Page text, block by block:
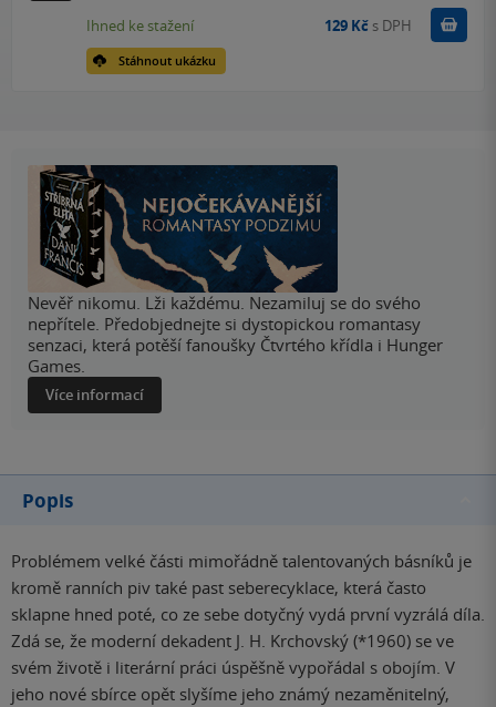
Stáhnout ukázku
Ihned ke stažení 129 Kč s DPH Koupit
Nevěř nikomu. Lži každému. Nezamiluj se do svého
nepřítele. Předobjednejte si dystopickou romantasy
senzaci, která potěší fanoušky Čtvrtého křídla i Hunger
Games.
Více informací
Popis
Problémem velké části mimořádně talentovaných básníků je
kromě ranních piv také past seberecyklace, která často
sklapne hned poté, co ze sebe dotyčný vydá první vyzrálá díla.
Zdá se, že moderní dekadent J. H. Krchovský (*1960) se ve
svém životě i literární práci úspěšně vypořádal s obojím. V
jeho nové sbírce opět slyšíme jeho známý nezaměnitelný,